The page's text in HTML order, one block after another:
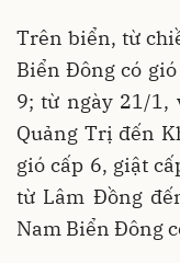
Trên biển, từ
Biển Đông có
9; từ ngày 21/1,
Quảng Trị đến
gió cấp 6, giật
từ Lâm Đồng
Nam Biển Đông